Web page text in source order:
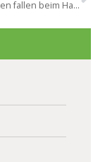
Welche Kosten fallen beim Hausverkauf in Wiesbaden an?